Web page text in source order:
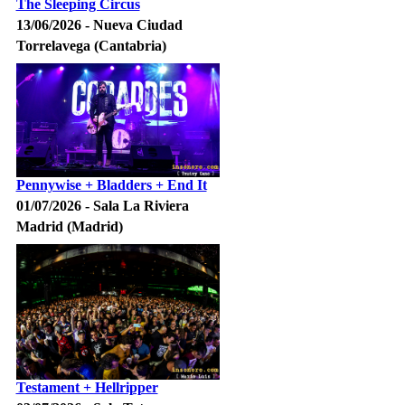
The Sleeping Circus
13/06/2026 - Nueva Ciudad
Torrelavega (Cantabria)
Pennywise + Bladders + End It
01/07/2026 - Sala La Riviera
Madrid (Madrid)
Testament + Hellripper